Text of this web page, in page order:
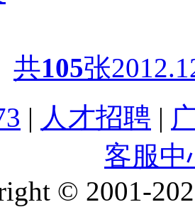
共105张
| 人才招聘 |
客服中
© 2001-